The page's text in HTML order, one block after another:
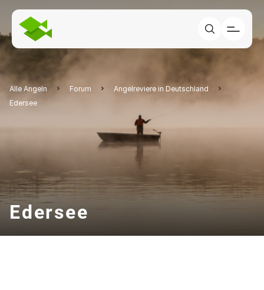
Alle Angeln Forum
Angelreviere in Deutschland
Edersee
Edersee